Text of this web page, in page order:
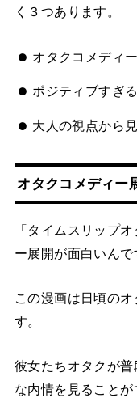
く３つあります。
オタクコメディ
ポジティブすぎ
大人の視点から
オタクコメディー
「タイムスリップ
ー展開が面白いんで
この漫画は日頃の
す。
彼女たちオタクが
な内情を見ることが